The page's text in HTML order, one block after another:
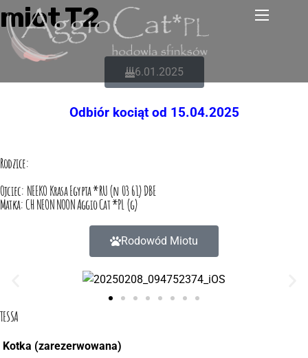
miot T2
6.01.2025
Odbiór kociąt od 15.04.2025
Rodzice:
Ojciec: NEEKO Krasa Egypta *RU (n 03 61) DBE
Matka: CH NEON NOON Aggio Cat *PL (g)
Rodowód Miotu
TESSA
Kotka (zarezerwowana)